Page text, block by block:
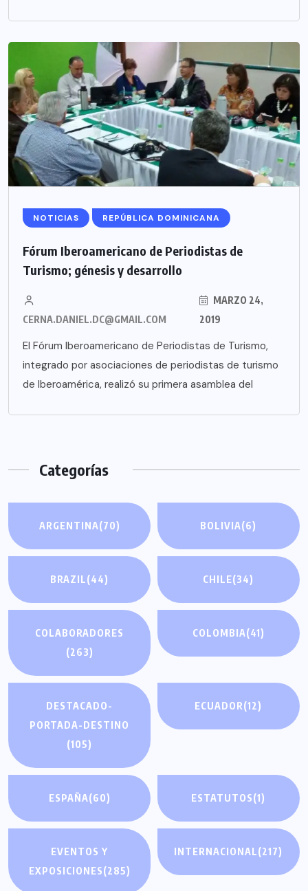
NOTICIAS REPÚBLICA DOMINICANA
Fórum Iberoamericano de Periodistas de
Turismo; génesis y desarrollo
CERNA.DANIEL.DC@GMAIL.COM
MARZO 24,
2019
El Fórum Iberoamericano de Periodistas de Turismo,
integrado por asociaciones de periodistas de turismo
de Iberoamérica, realizó su primera asamblea del
Categorías
ARGENTINA(70) BOLIVIA(6)
BRAZIL(44) CHILE(34)
COLABORADORES
(263)
COLOMBIA(41)
DESTACADO-
PORTADA-DESTINO
(105)
ECUADOR(12)
ESPAÑA(60) ESTATUTOS(1)
EVENTOS Y
EXPOSICIONES(285)
INTERNACIONAL(217)